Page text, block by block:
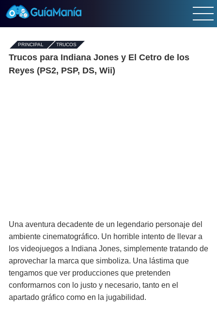
PRINCIPAL - TRUCOS
Trucos para Indiana Jones y El Cetro de los
Reyes (PS2, PSP, DS, Wii)
Una aventura decadente de un legendario personaje del
ambiente cinematográfico. Un horrible intento de llevar a
los videojuegos a Indiana Jones, simplemente tratando de
aprovechar la marca que simboliza. Una lástima que
tengamos que ver producciones que pretenden
conformarnos con lo justo y necesario, tanto en el
apartado gráfico como en la jugabilidad.